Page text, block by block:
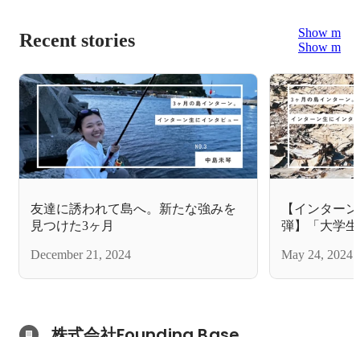
Recent stories
Show more
Show more
友達に誘われて島へ。新たな強みを
見つけた3ヶ月
December 21, 2024
【インター
弾】「大学
て島に」
May 24, 2024